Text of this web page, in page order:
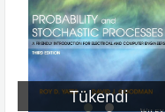
Tükendi